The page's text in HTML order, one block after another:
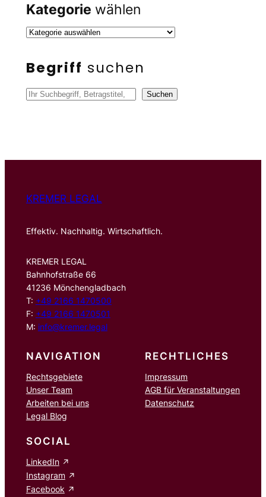
Kategorie wählen
Begriff suchen
S
n
Suchen
KREMER LEGAL
Effektiv. Nachhaltig. Wirtschaftlich.
KREMER LEGAL
Bahnhofstraße 66
41236 Mönchengladbach
T: +49 2166 1470500
F: +49 2166 1470501
M: info@kremer.legal
NAVIGATION
Rechtsgebiete
Unser Team
Arbeiten bei uns
Legal Blog
RECHTLICHES
Impressum
AGB für Veranstaltungen
Datenschutz
SOCIAL
LinkedIn
Instagram
Facebook